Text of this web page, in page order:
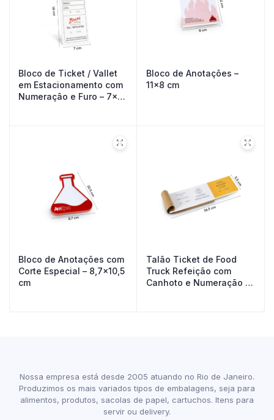
Bloco de Ticket / Vallet
em Estacionamento com
Numeração e Furo – 7×16
Bloco de Anotações –
11×8 cm
Bloco de Anotações com
Corte Especial – 8,7×10,5
cm
Talão Ticket de Food
Truck Refeição com
Canhoto e Numeração –
Nossa empresa está desde 2005 atuando no Rio de Janeiro.
Produzimos os mais variados tipos de embalagens, seja para
alimentos, produtos, sacolas de papel, cartuchos. Itens para
servir ou delivery.